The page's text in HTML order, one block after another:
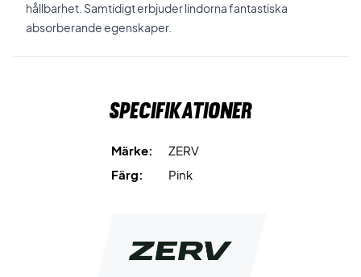
hållbarhet. Samtidigt erbjuder lindorna fantastiska
absorberande egenskaper.
Specifikationer
Märke:
ZERV
Färg:
Pink